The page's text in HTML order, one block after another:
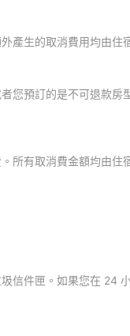
產生的取消費用均由住
您預訂的是不可退款房
所有取消費金額均由住
信件匣。如果您在 24